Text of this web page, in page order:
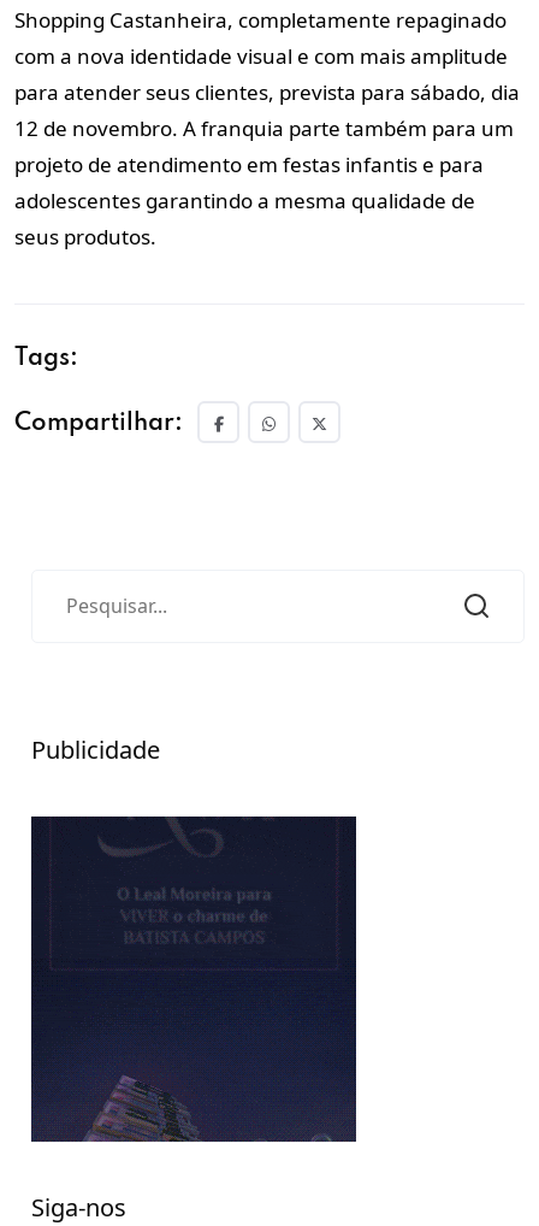
Shopping Castanheira, completamente repaginado
com a nova identidade visual e com maisamplitude
para atender seus clientes, prevista para sábado, dia
12 de novembro. A franquia parte também para um
projeto de atendimento em festas infantis e para
adolescentes garantindo a mesma qualidade de
seus produtos.
Tags:
Compartilhar:
Publicidade
Siga-nos